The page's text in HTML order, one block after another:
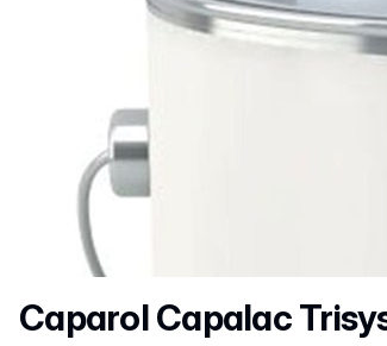
Productnaam
Caparol Capalac